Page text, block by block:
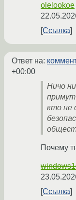
olelookoe
Ссылка
Ответ на:
+00:00
Ничо
кто не
Почему
Ссылка